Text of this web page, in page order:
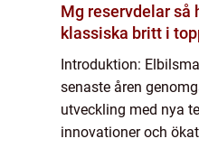
Mg reservdelar så håller du din
klassiska britt i
Introduktion:
senaste åren
utveckling med nya
innovationer och